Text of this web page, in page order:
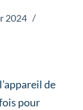
2024
de
pour